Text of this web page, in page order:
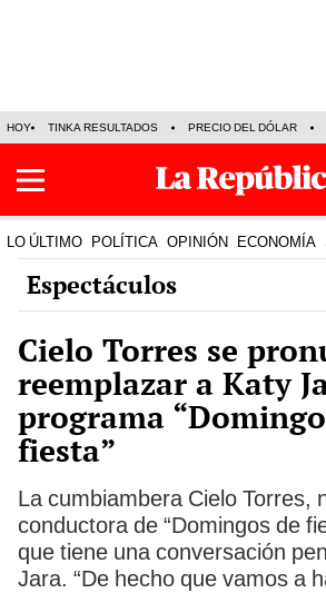
HOY TINKA RESULTADOS PRECIO DEL DÓLAR
LO ÚLTIMO POLÍTICA OPINIÓN ECONOMÍA
Espectáculos
Cielo Torres se
reemplazar a Katy
programa
fiesta”
La cumbiambera Cielo Torres,
conductora de “Domingos de
que tiene una conversación
Jara. “De hecho que vamos a